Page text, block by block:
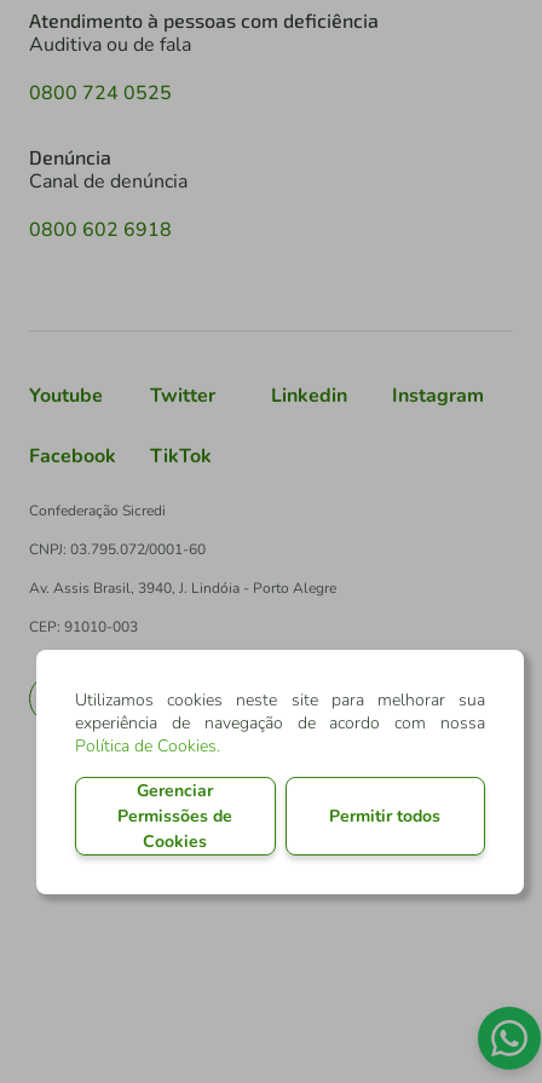
Atendimento à pessoas com deficiência
Auditiva ou de fala
0800 724 0525
Denúncia
Canal de denúncia
0800 602 6918
Youtube Twitter Linkedin Instagram
Facebook TikTok
Confederação Sicredi
CNPJ: 03.795.072/0001-60
Av. Assis Brasil, 3940, J. Lindóia - Porto Alegre
CEP: 91010-003
EN
Utilizamos cookies neste site para melhorar sua
experiência de navegação de acordo com nossa
Política de Cookies.
Gerenciar
Permissões de
Cookies
Permitir todos